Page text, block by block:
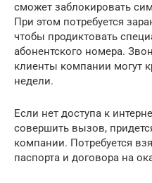
сможет заблокировать
При этом потребуется
чтобы продиктовать
абонентского номера.
клиенты компании могут
недели.
Если нет доступа к
совершить вызов,
компании. Потребуется
паспорта и договора на